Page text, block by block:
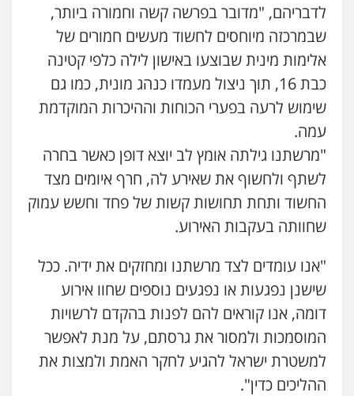
אלימות עורכי דין לענייני אסירים
0528615306
עו"ד אסף כהן
פלילי פשיעה חמורה סמים והימורים
0526555488
עורך דין תמיר אלטיט
פלילי תעבורה
0545577862
דוד בוחבוט – משרד עו"ד
פלילי פשיעה חמורה מעצרים צווארון לבן
0505542333
אבי אמר משרד עורכי דין
פלילי משפחה אזרחי מסחרי
לדבריהם, "מדובר בפרשה קשה וחמורה ביותר,
שבמרכזה מיוחסים לחשוד מעשים חמורים של
אלימות מינית שבוצעו באישון לילה כלפי קטינה
כבת 16, תוך ניצול מעמדו כנהג מונית, כמו גם
שימוש לרעה בפערי הכוחות וההיכרות המוקדמת
עמה.
"מרשתנו גילתה אומץ לב יוצא דופן כאשר בחרה
לשתף ולחשוף את שאירע לה, חרף איומים מצד
החשוד ותחת תחושות קשות של פחד וחשש עמוק
שחוותה בעקבות האירוע.
"אנו עומדים לצד מרשתנו ומחזקים את ידיה. ככל
שישנן נפגעות או נפגעים נוספים שחוו אירוע
דומה, אנו קוראים להם לפנות בהקדם לרשויות
המוסמכות ולמסור את גרסתם, על מנת לאפשר
למשטרת ישראל להגיע לחקר האמת ולמצות את
ההליכים כדין".
0505216700
אייל בן שושן, עורך דין פלילי
פלילי מעצרים וחקירות פשיעה חמורה
נוער רישום פלילי
0522763105
עו"ד נעם שביט
פלילי פשיעה חמורה מיסים הלבנת הון
פסיכיאטריה משפטית
פלילי
0547342002
עו"ד אלון קריטי
פלילי כלכלי אלימות סמים מעצרים
0525544654